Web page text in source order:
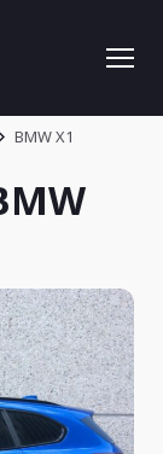
BMW X1